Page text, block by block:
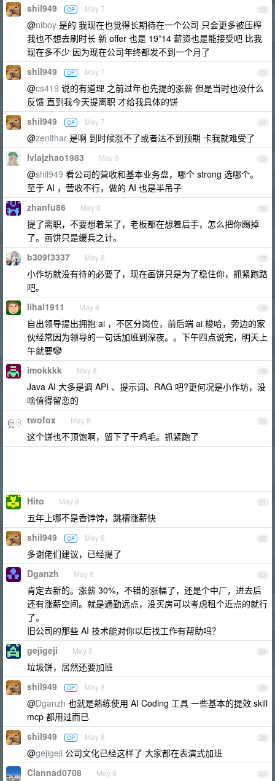
12
shil949 OP May 7
@niboy 是的 我现在也觉得长期待在一个公司 只会更多被压榨
我也不想去刷时长 新 offer 也是 19*14 薪资也是能接受吧 比我
现在多不少 因为现在公司年终都发不到一个月了
13
shil949 OP May 7
@cs419 说的有道理 之前过年也先提的涨薪 但是当时也没什么
反馈 直到我今天提离职 才给我具体的饼
14
shil949 OP May 7
@zenithar 是啊 到时候涨不了或者达不到预期 卡我就难受了
15
lvlajzhao1983 May 8
@shil949 看公司的营收和基本业务盘，哪个 strong 选哪个。
至于 AI ，营收不行，做的 AI 也是半吊子
16
zhanfu86 May 8
提了离职，不要想着呆了，老板都在想着后手，怎么把你踢掉
了。画饼只是缓兵之计。
17
b309f3337 May 8
小作坊就没有待的必要了，现在画饼只是为了稳住你，抓紧跑路
吧。
18
lihai1911 May 8
自出领导提出拥抱 ai ，不区分岗位，前后端 ai 梭哈，旁边的家
伙经常因为领导的一句话加班到深夜。。下午四点说完，明天上
午就要🤡
19
imokkkk May 8
Java AI 大多是调 API 、提示词、RAG 吧?更何况是小作坊，没
啥值得留恋的
20
twofox May 8
这个饼也不顶饱啊，留下了干鸡毛。抓紧跑了
21
Hito May 8
五年上哪不是香饽饽，跳槽涨薪快
22
shil949 OP May 8
多谢佬们建议，已经提了
23
Dganzh May 8
肯定去新的。涨薪 30%，不错的涨幅了，还是个中厂，进去后
还有涨薪空间。就是通勤远点，没买房可以考虑租个近点的就行
了。
旧公司的那些 AI 技术能对你以后找工作有帮助吗？
24
gejigeji May 8
垃圾饼，居然还要加班
25
shil949 OP May 8
@Dganzh 也就是熟练使用 AI Coding 工具 一些基本的提效 skill
mcp 都用过而已
26
shil949 OP May 8
@gejigeji 公司文化已经这样了 大家都在表演式加班
27
Clannad0708 May 8